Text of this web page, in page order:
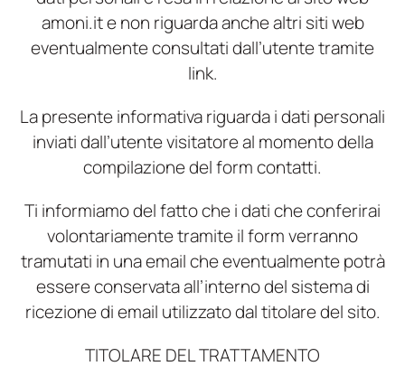
amoni.it e non riguarda anche altri siti web
eventualmente consultati dall’utente tramite
link.
La presente informativa riguarda i dati personali
inviati dall’utente visitatore al momento della
compilazione del form contatti.
Ti informiamo del fatto che i dati che conferirai
volontariamente tramite il form verranno
tramutati in una email che eventualmente potrà
essere conservata all’interno del sistema di
ricezione di email utilizzato dal titolare del sito.
TITOLARE DEL TRATTAMENTO